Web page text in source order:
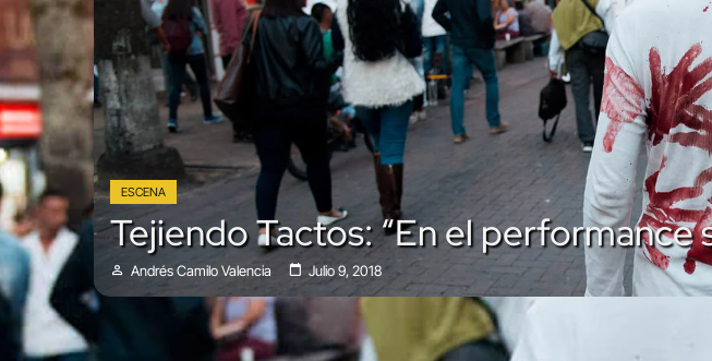
ESCENA
Tejiendo Tactos: “En el performance
Andrés Camilo Valencia Julio 9, 2018